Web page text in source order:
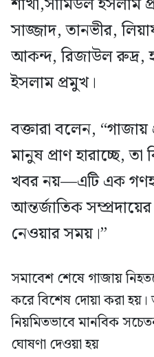
সাজ্জাদ, তানভীর,
আকন্দ, রিজাউল রুদ্র,
ইসলাম প্রমুখ।
বক্তারা বলেন, “গাজায়
মানুষ প্রাণ হারাচ্ছে,
খবর নয়—এটি এক
আন্তর্জাতিক
নেওয়ার সময়।”
সমাবেশ শেষে গাজায়
করে বিশেষ দোয়া করা
নিয়মিতভাবে মানবিক
ঘোষণা দেওয়া হয়